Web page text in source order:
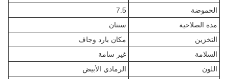
الحموضة
7.5
مدة الصلاحية
سنتان
التخزين
مكان بارد وجاف
السلامة
غير سامة
اللون
الرمادي الأبيض